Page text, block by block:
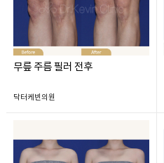
무릎 주름 필러 전후
닥터케빈의원